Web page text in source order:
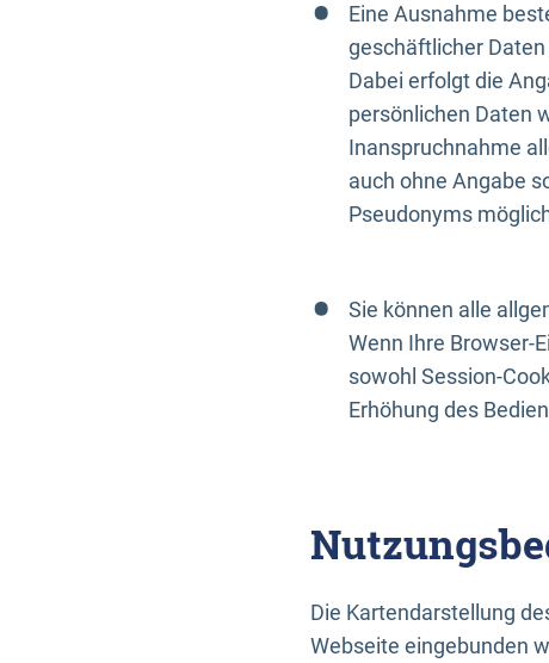
Eine Ausnahme
geschäftlicher
Dabei erfolgt die
persönlichen Daten
Inanspruchnahme
auch ohne Angabe
Pseudonyms
Sie können alle
Wenn Ihre Browser-
sowohl Session-
Erhöhung des
Die Kartendarstellung
Webseite eingebunden